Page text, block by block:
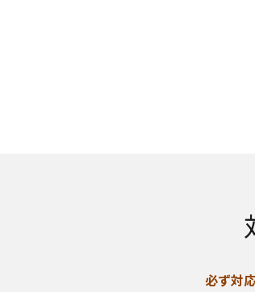
必ず対